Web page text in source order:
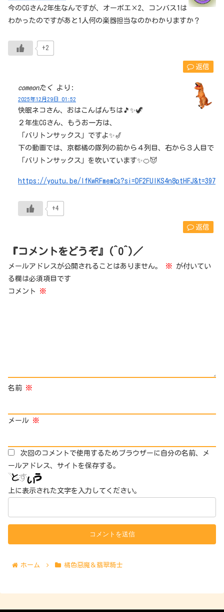
今のCGさん2年生なんですが、オーボエ×2、コンバス1は
わかったのですがあと1人何の楽器担当なのかわかりますか？
+2
返信
comeonたく より:
2025年12月29日 01:52
快眠ネコさん、おはこんばんちは🎵✨🦖
２年生CGさん、もうお一方は、
「バリトンサックス」ですよ✨🎷
下の動画では、京都橘の隊列の前から４列目、右から３人目で
「バリトンサックス」を吹いています✨🍊😈
https://youtu.be/IfKwRFmemCs?si=DF2FUlKS4n8ptHFJ&t=397
+4
返信
『コメントをどうぞ』(^O^)／
メールアドレスが公開されることはありません。 ※ が付いてい
る欄は必須項目です
コメント ※
名前 ※
メール ※
次回のコメントで使用するためブラウザーに自分の名前、メ
ールアドレス、サイトを保存する。
上に表示された文字を入力してください。
ホーム 橘色惡魔＆翡翠騎士